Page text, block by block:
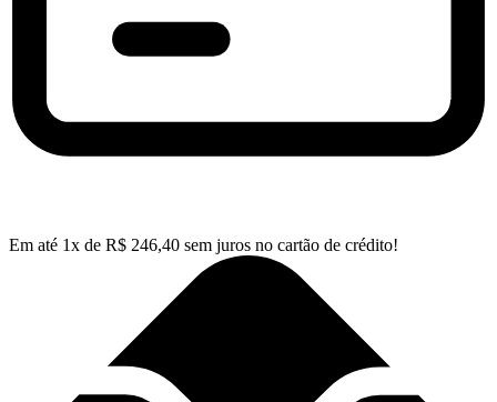
Em até 1x de R$ 246,40 sem juros no cartão de crédito!